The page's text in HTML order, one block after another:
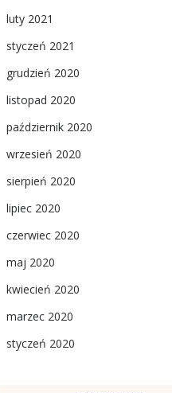
luty 2021
styczeń 2021
grudzień 2020
listopad 2020
październik 2020
wrzesień 2020
sierpień 2020
lipiec 2020
czerwiec 2020
maj 2020
kwiecień 2020
marzec 2020
styczeń 2020